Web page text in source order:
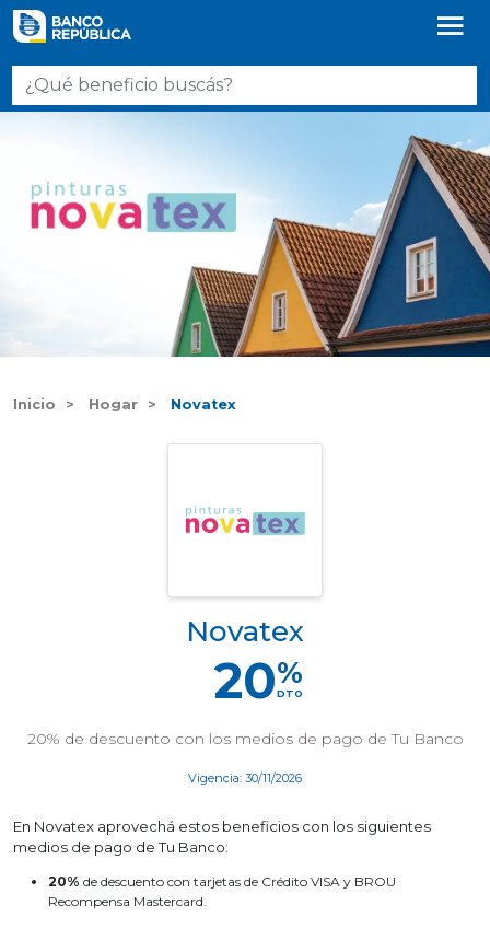
Inicio Hogar Novatex
Novatex
20%
DTO
20% de descuento con los medios de pago de Tu Banco
Vigencia: 30/11/2026
En Novatex aprovechá estos beneficios con los siguientes
medios de pago de Tu Banco:
20% de descuento con tarjetas de Crédito VISA y BROU
Recompensa Mastercard.